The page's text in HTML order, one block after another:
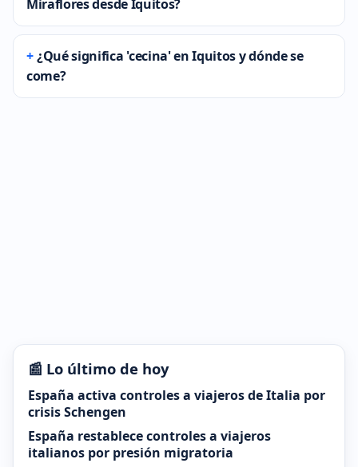
Miraflores desde Iquitos?
¿Qué significa 'cecina' en Iquitos y dónde se
come?
📰 Lo último de hoy
España activa controles a viajeros de Italia por
crisis Schengen
España restablece controles a viajeros
italianos por presión migratoria